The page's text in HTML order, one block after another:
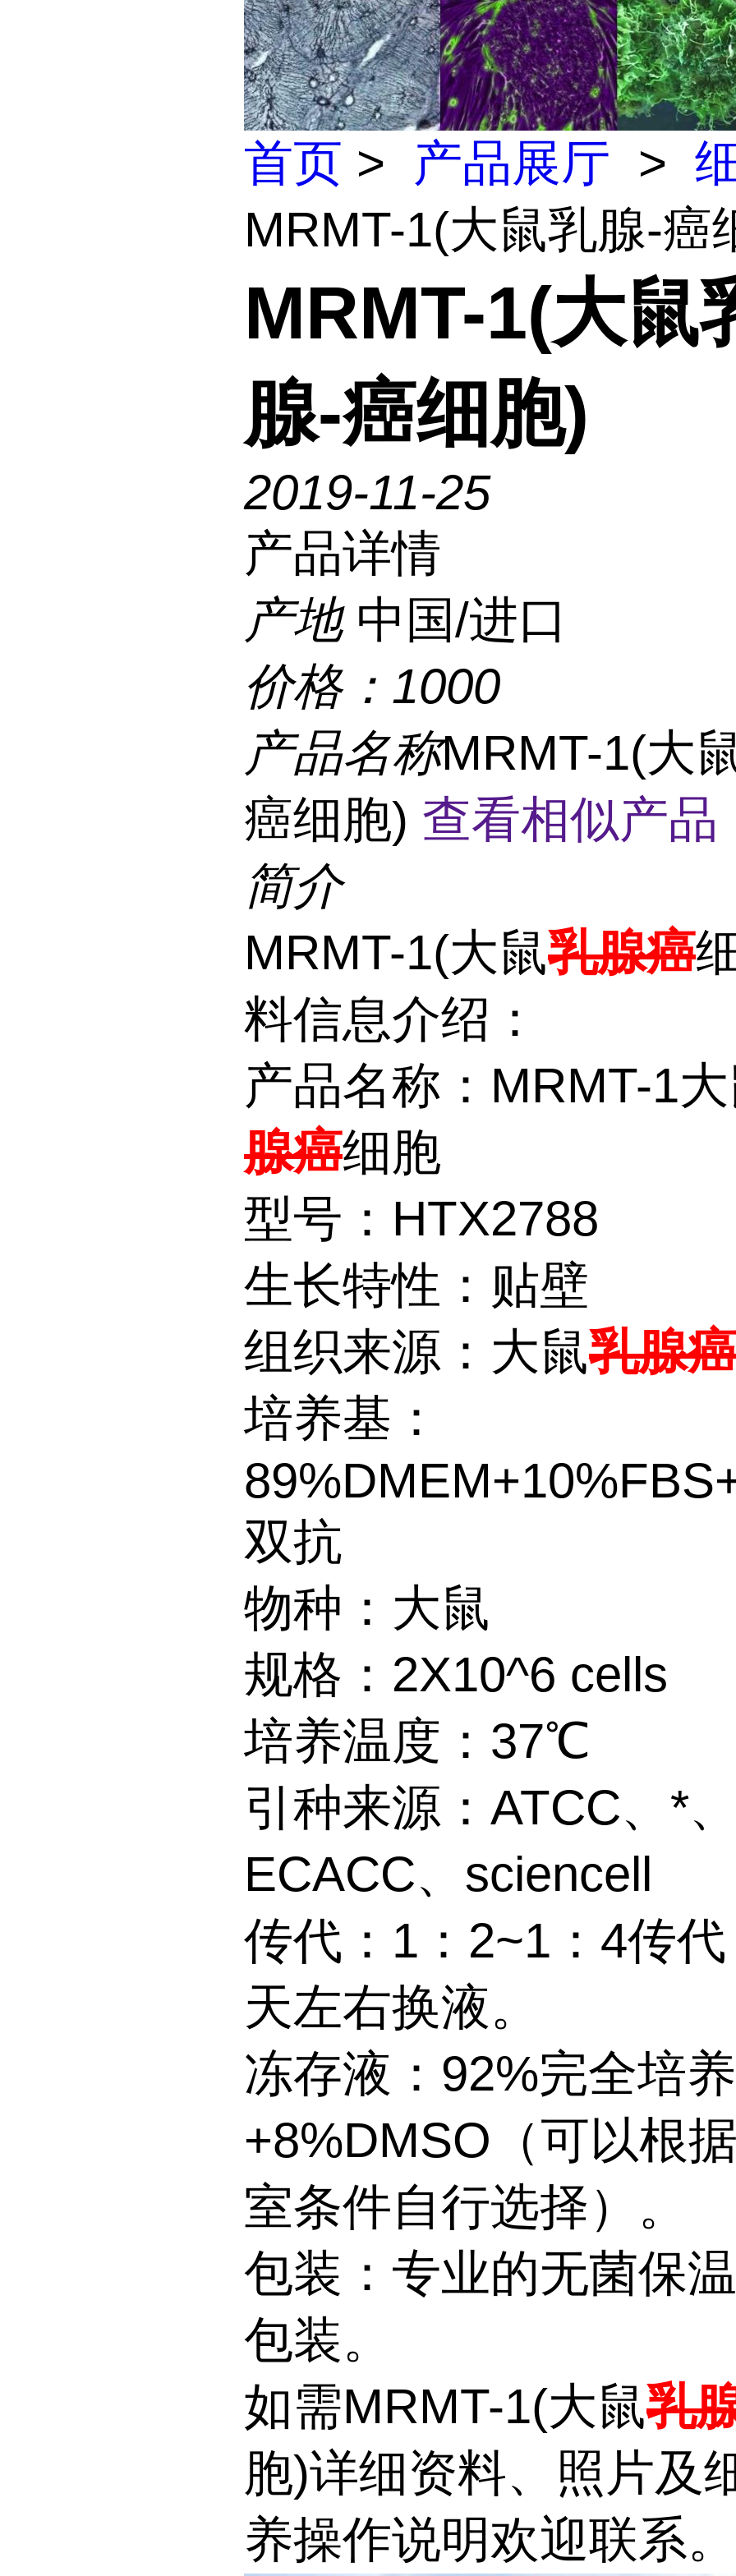
首页 > 产品展厅 >
MRMT-1(大鼠乳腺-癌
MRMT-1(大鼠
腺-癌细胞)
2019-11-25
产品详情
产地 中国/进口
价格： 1000
产品名称MRMT-1(大
癌细胞) 查看相似产
简介
MRMT-1(大鼠乳腺癌
料信息介绍：
产品名称：MRMT-1
腺癌细胞
型号：HTX2788
生长特性：贴壁
组织来源：大鼠乳腺癌
培养基：
双抗
物种：大鼠
规格：2X10^6 cells
培养温度：37℃
引种来源：ATCC、*
ECACC、sciencell
传代：1：2~1：4传
天左右换液。
冻存液：92%完全培
+8%DMSO（可以根
室条件自行选择）。
包装：专业的无菌保
包装。
如需MRMT-1(大鼠乳
胞)详细资料、照片及
养操作说明欢迎联系。